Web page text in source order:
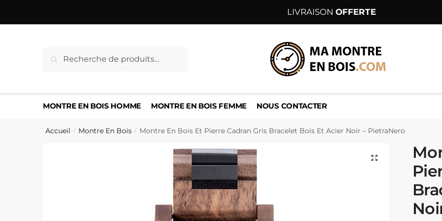
LIVRAISON OFFERTE
pour :
Recherche
MONTRE EN BOIS HOMME MONTRE EN BOIS FEMME NOUS CONTACTER
Accueil / Montre En Bois / Montre En Bois Et Pierre Cadran Gris Bracelet Bois Et Acier Noir – PietraNero